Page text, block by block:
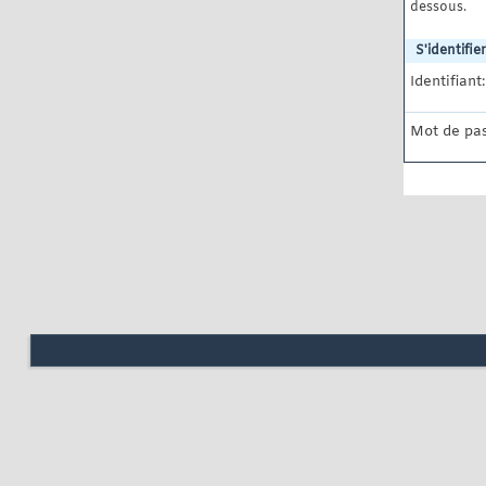
dessous.
S'identifier
Identifiant:
Mot de